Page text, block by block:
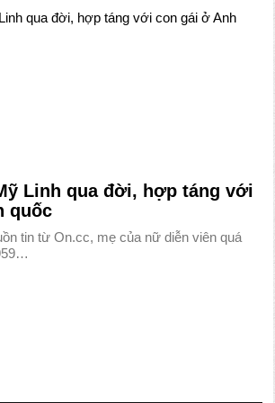
Linh qua đời, hợp táng với
quốc
tin từ On.cc, mẹ của nữ diễn viên quá